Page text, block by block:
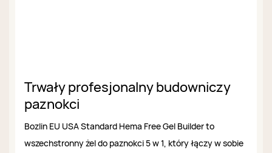
Trwały profesjonalny budowniczy
paznokci
Bozlin EU USA Standard Hema Free Gel Builder to
wszechstronny żel do paznokci 5 w 1, który łączy w sobie